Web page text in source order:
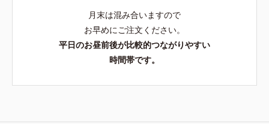
月末は混み合いますので
お早めにご注文ください。
平日のお昼前後が比較的つながりやすい
時間帯です。